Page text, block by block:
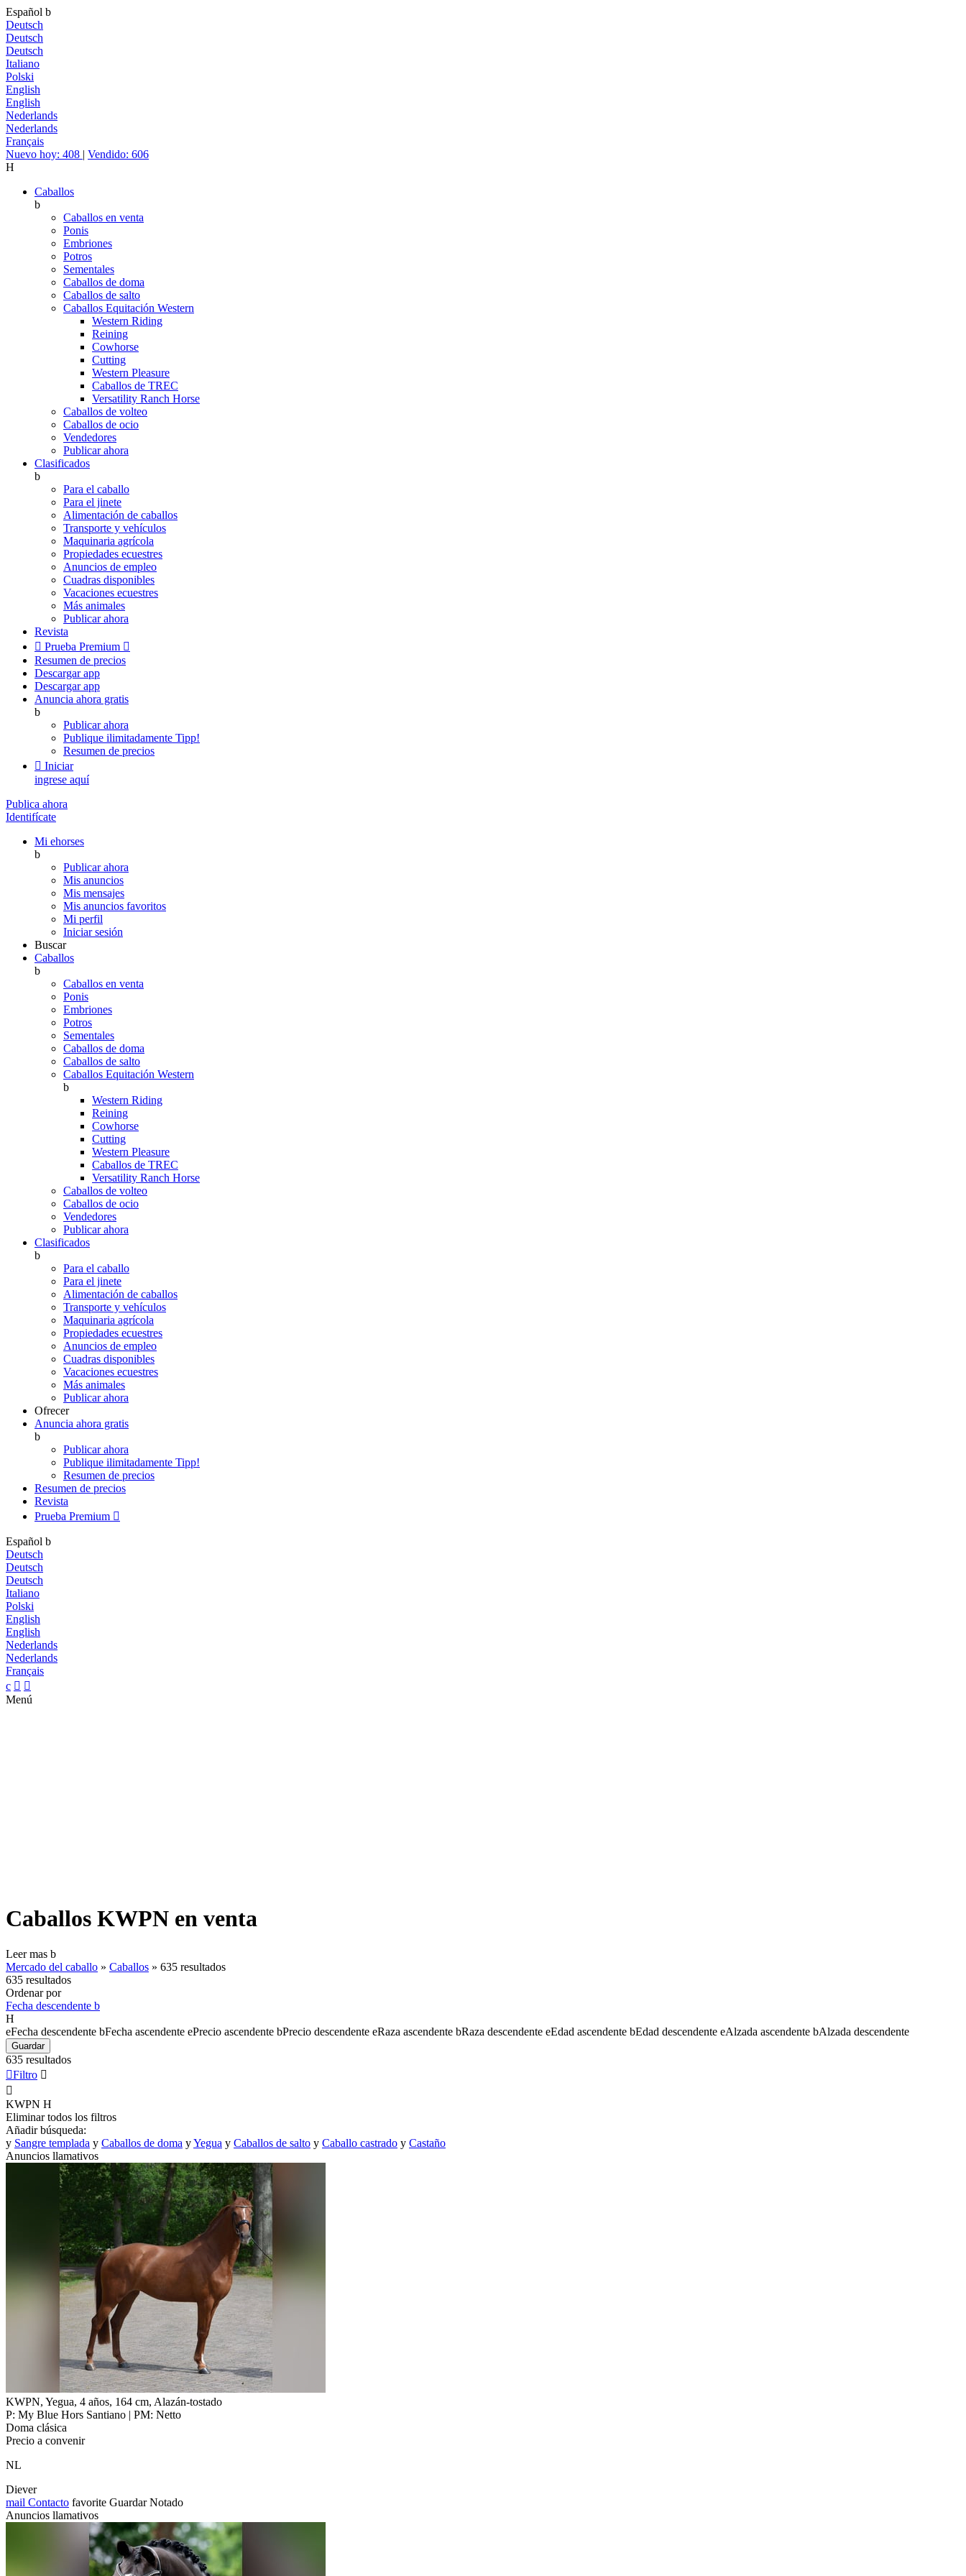
Español b
Deutsch
Deutsch
Deutsch
Italiano
Polski
English
English
Nederlands
Nederlands
Français
Nuevo hoy: 408 | Vendido: 606
H
Caballos
b
Caballos en venta
Ponis
Embriones
Potros
Sementales
Caballos de doma
Caballos de salto
Caballos Equitación Western
Western Riding
Reining
Cowhorse
Cutting
Western Pleasure
Caballos de TREC
Versatility Ranch Horse
Caballos de volteo
Caballos de ocio
Vendedores
Publicar ahora
Clasificados
b
Para el caballo
Para el jinete
Alimentación de caballos
Transporte y vehículos
Maquinaria agrícola
Propiedades ecuestres
Anuncios de empleo
Cuadras disponibles
Vacaciones ecuestres
Más animales
Publicar ahora
Revista
 Prueba Premium 
Resumen de precios
Descargar app
Descargar app
Anuncia ahora gratis
b
Publicar ahora
Publique ilimitadamente Tipp!
Resumen de precios
 Iniciar
ingrese aquí
Publica ahora
Identifícate
Mi ehorses
b
Publicar ahora
Mis anuncios
Mis mensajes
Mis anuncios favoritos
Mi perfil
Iniciar sesión
Buscar
Caballos
b
Caballos en venta
Ponis
Embriones
Potros
Sementales
Caballos de doma
Caballos de salto
Caballos Equitación Western
b
Western Riding
Reining
Cowhorse
Cutting
Western Pleasure
Caballos de TREC
Versatility Ranch Horse
Caballos de volteo
Caballos de ocio
Vendedores
Publicar ahora
Clasificados
b
Para el caballo
Para el jinete
Alimentación de caballos
Transporte y vehículos
Maquinaria agrícola
Propiedades ecuestres
Anuncios de empleo
Cuadras disponibles
Vacaciones ecuestres
Más animales
Publicar ahora
Ofrecer
Anuncia ahora gratis
b
Publicar ahora
Publique ilimitadamente Tipp!
Resumen de precios
Resumen de precios
Revista
Prueba Premium 
Español b
Deutsch
Deutsch
Deutsch
Italiano
Polski
English
English
Nederlands
Nederlands
Français
c  
Menú
Caballos KWPN en venta
Leer mas b
Mercado del caballo » Caballos » 635 resultados
635 resultados
Ordenar por
Fecha descendente b
H
eFecha descendente bFecha ascendente ePrecio ascendente bPrecio descendente eRaza ascendente bRaza descendente eEdad ascendente bEdad descendente eAlzada ascendente bAlzada descendente
Guardar
635 resultados
Filtro 

KWPN H
Eliminar todos los filtros
Añadir búsqueda:
y Sangre templada y Caballos de doma yYegua y Caballos de salto y Caballo castrado y Castaño
Anuncios llamativos
KWPN, Yegua, 4 años, 164 cm, Alazán-tostado
P: My Blue Hors Santiano | PM: Netto
Doma clásica
Precio a convenir
NL
Diever
mail Contacto favorite Guardar Notado
Anuncios llamativos